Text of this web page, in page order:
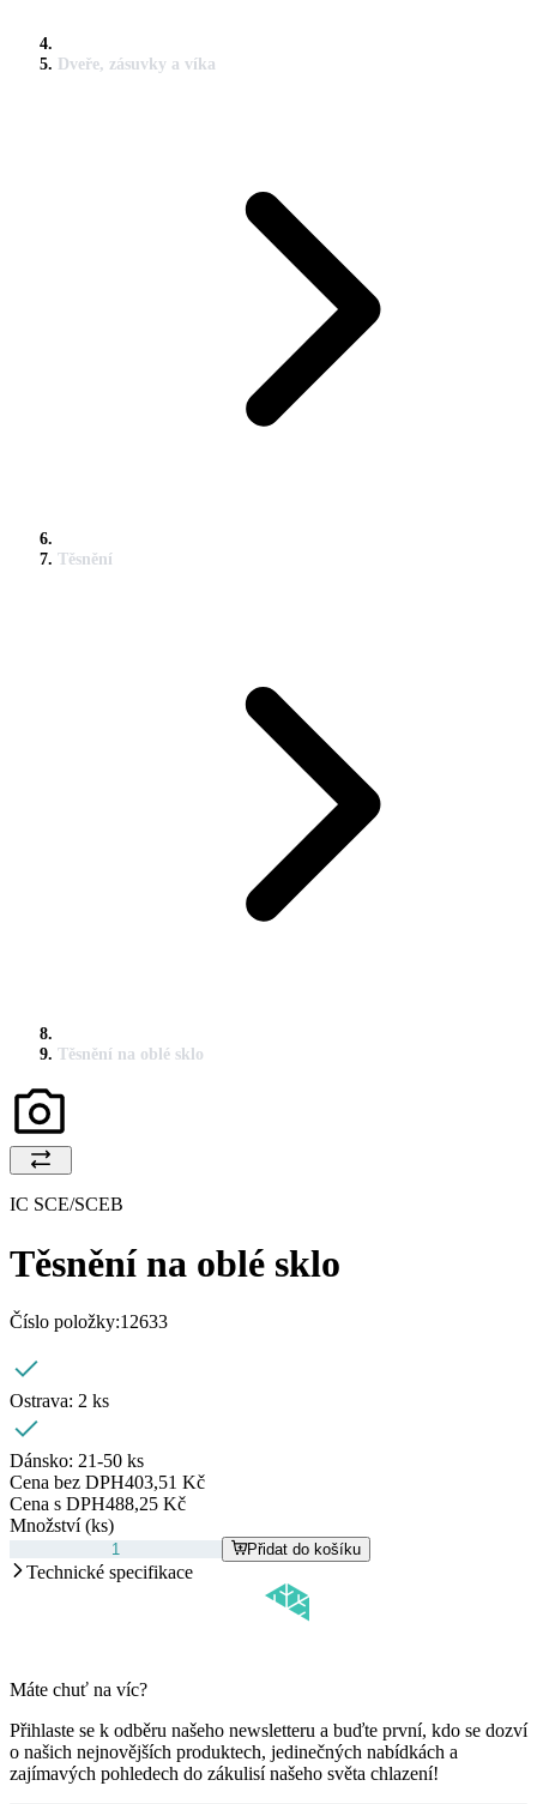
Dveře, zásuvky a víka
Těsnění
Těsnění na oblé sklo
IC SCE/SCEB
Těsnění na oblé sklo
Číslo položky:12633
Ostrava: 2 ks
Dánsko: 21-50 ks
Cena bez DPH403,51 Kč
Cena s DPH488,25 Kč
Množství (ks)
Přidat do košíku
Technické specifikace
Máte chuť na víc?
Přihlaste se k odběru našeho newsletteru a buďte první, kdo se dozví
o našich nejnovějších produktech, jedinečných nabídkách a
zajímavých pohledech do zákulisí našeho světa chlazení!